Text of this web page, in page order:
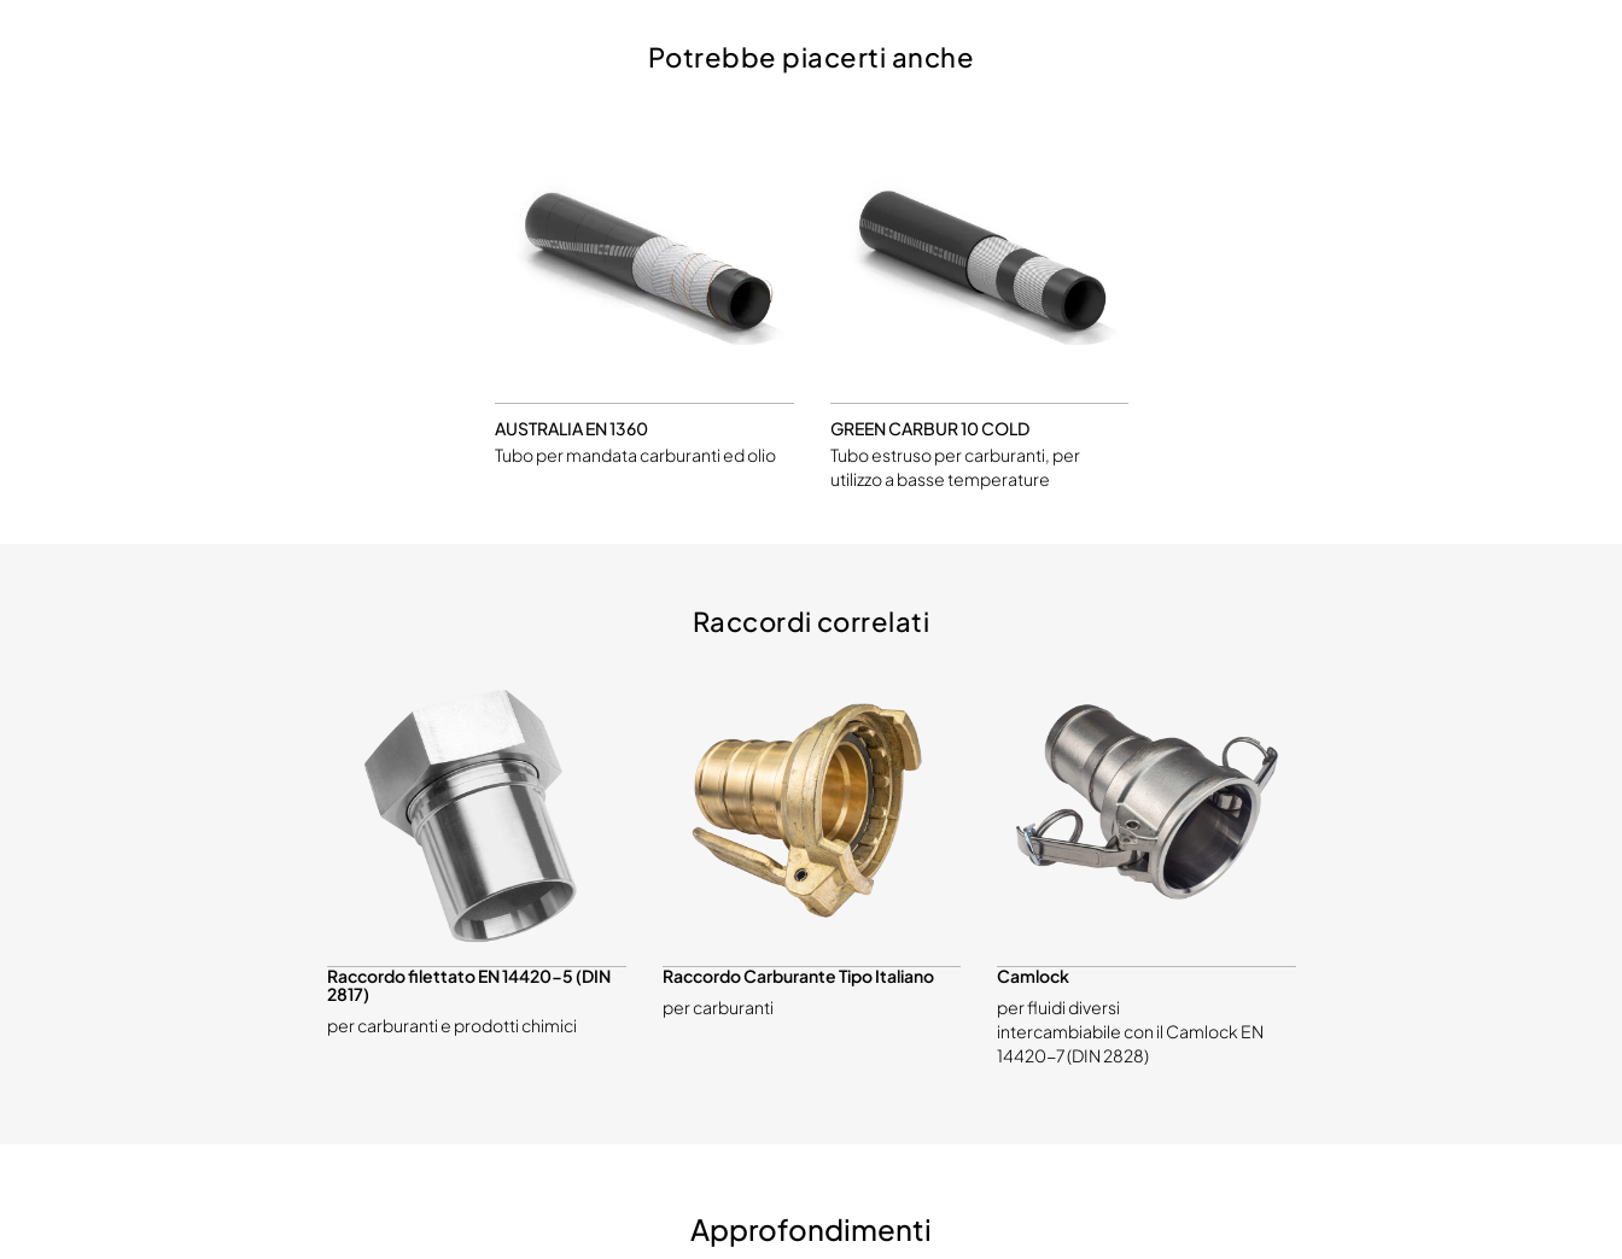
Potrebbe piacerti anche
AUSTRALIA EN 1360
Tubo per mandata carburanti ed olio
GREEN CARBUR 10 COLD
Tubo estruso per carburanti, per
utilizzo a basse temperature
Raccordi correlati
Raccordo filettato EN 14420-5 (DIN
2817)
per carburanti e prodotti chimici
Raccordo Carburante Tipo Italiano
per carburanti
Camlock
per fluidi diversi
intercambiabile con il Camlock EN
14420-7 (DIN 2828)
Approfondimenti